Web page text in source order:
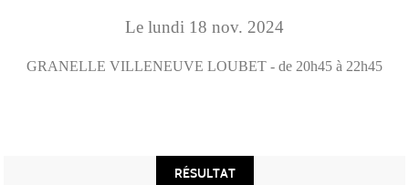
Le lundi 18 nov. 2024
GRANELLE VILLENEUVE LOUBET - de 20h45 à 22h45
RÉSULTAT